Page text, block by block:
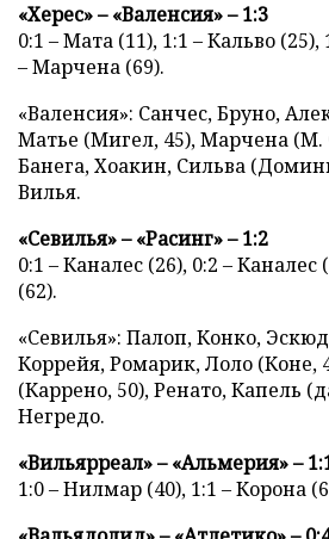
«Херес» – «Валенсия» – 1:3
0:1 – Мата (11), 1:1 – Кальво (25),
– Марчена (69).
«Валенсия»: Санчес, Бруно,
Матье (Мигел, 45), Марчена
Банега, Хоакин, Сильва
Вилья.
«Севилья» – «Расинг» – 1:2
0:1 – Каналес (26), 0:2 –
(62).
«Севилья»: Палоп, Конко,
Коррейя, Ромарик, Лоло (Коне,
(Каррено, 50), Ренато, Капель
Негредо.
«Вильярреал» – «Альмерия» –
1:0 – Нилмар (40), 1:1 – Корона